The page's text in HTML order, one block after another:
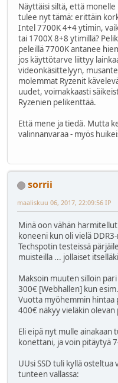
Näyttäisi siltä, että
tulee nyt tämä: erittäin
Intel 7700K 4+4 ytimin,
tai 1700X 8+8 ytimillä?
peleillä 7700K antanee
jos käyttötarve liittyy
videonkäsittelyyn,
molemmat Ryzenit
uudet, voimakkaasti
Ryzenien pelikenttää.
Että mene ja tiedä. Mutta
valinnanvaraa - myös
sorrii
maaliskuu 06, 2017, 22:09:56 IP
Minä oon vähän
koneeni kun oli vielä
Techspotin testeissä
muisteilla ... jollaiset
Maksoin muuten silloin
300€ [Webhallen] kun
Vuotta myöhemmin hintaa
400€ näkyy vieläkin
Eli eipä nyt mulle
konettani, ja voin pitäytyä
UUsi SSD tuli kyllä osteltua
tunteen vallassa: